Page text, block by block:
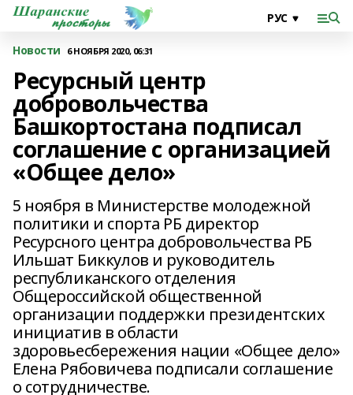
Новости 6 НОЯБРЯ 2020, 06:31
Ресурсный центр
добровольчества
Башкортостана подписал
соглашение с организацией
«Общее дело»
5 ноября в Министерстве молодежной
политики и спорта РБ директор
Ресурсного центра добровольчества РБ
Ильшат Биккулов и руководитель
республиканского отделения
Общероссийской общественной
организации поддержки президентских
инициатив в области
здоровьесбережения нации «Общее дело»
Елена Рябовичева подписали соглашение
о сотрудничестве.